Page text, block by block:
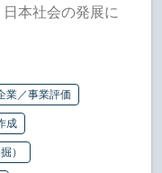
本社会の発展に
業／事業評価
成
）